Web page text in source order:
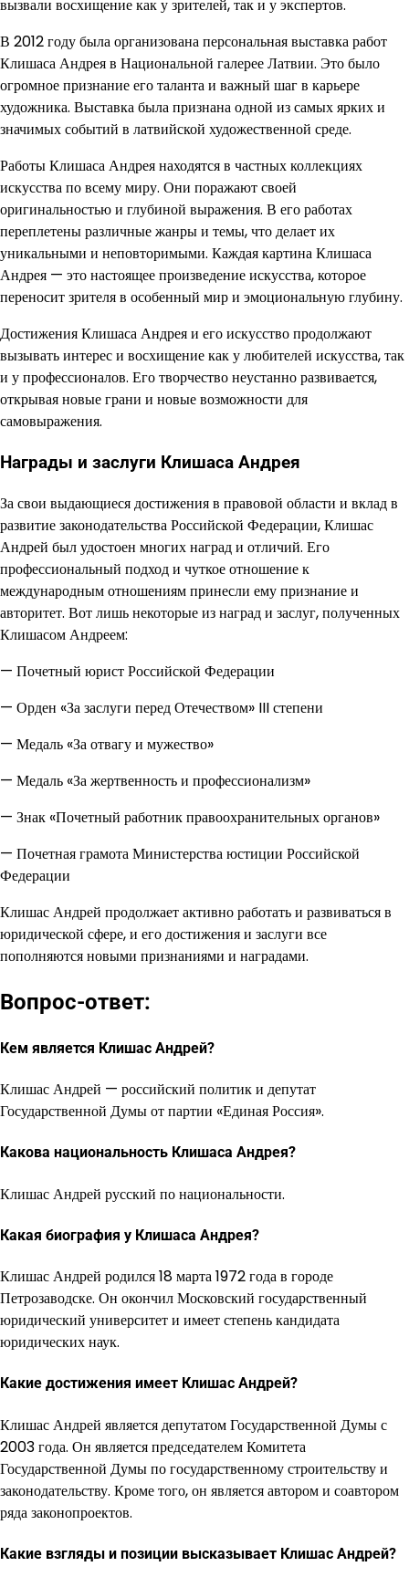
вызвали восхищение как у зрителей, так и у экспертов.
В 2012 году была организована персональная выставка работ
Клишаса Андрея в Национальной галерее Латвии. Это было
огромное признание его таланта и важный шаг в карьере
художника. Выставка была признана одной из самых ярких и
значимых событий в латвийской художественной среде.
Работы Клишаса Андрея находятся в частных коллекциях
искусства по всему миру. Они поражают своей
оригинальностью и глубиной выражения. В его работах
переплетены различные жанры и темы, что делает их
уникальными и неповторимыми. Каждая картина Клишаса
Андрея — это настоящее произведение искусства, которое
переносит зрителя в особенный мир и эмоциональную глубину.
Достижения Клишаса Андрея и его искусство продолжают
вызывать интерес и восхищение как у любителей искусства, так
и у профессионалов. Его творчество неустанно развивается,
открывая новые грани и новые возможности для
самовыражения.
Награды и заслуги Клишаса Андрея
За свои выдающиеся достижения в правовой области и вклад в
развитие законодательства Российской Федерации, Клишас
Андрей был удостоен многих наград и отличий. Его
профессиональный подход и чуткое отношение к
международным отношениям принесли ему признание и
авторитет. Вот лишь некоторые из наград и заслуг, полученных
Клишасом Андреем:
— Почетный юрист Российской Федерации
— Орден «За заслуги перед Отечеством» III степени
— Медаль «За отвагу и мужество»
— Медаль «За жертвенность и профессионализм»
— Знак «Почетный работник правоохранительных органов»
— Почетная грамота Министерства юстиции Российской
Федерации
Клишас Андрей продолжает активно работать и развиваться в
юридической сфере, и его достижения и заслуги все
пополняются новыми признаниями и наградами.
Вопрос-ответ:
Кем является Клишас Андрей?
Клишас Андрей — российский политик и депутат
Государственной Думы от партии «Единая Россия».
Какова национальность Клишаса Андрея?
Клишас Андрей русский по национальности.
Какая биография у Клишаса Андрея?
Клишас Андрей родился 18 марта 1972 года в городе
Петрозаводске. Он окончил Московский государственный
юридический университет и имеет степень кандидата
юридических наук.
Какие достижения имеет Клишас Андрей?
Клишас Андрей является депутатом Государственной Думы с
2003 года. Он является председателем Комитета
Государственной Думы по государственному строительству и
законодательству. Кроме того, он является автором и соавтором
ряда законопроектов.
Какие взгляды и позиции высказывает Клишас Андрей?